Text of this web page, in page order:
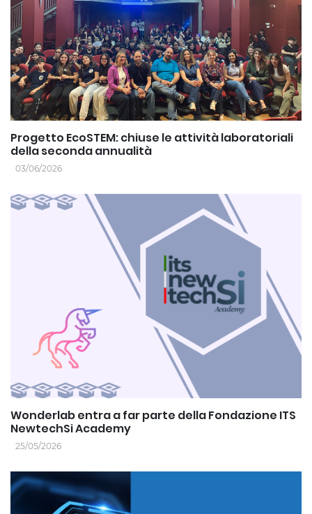
Progetto EcoSTEM: chiuse le attività laboratoriali
della seconda annualità
03/06/2026
Wonderlab entra a far parte della Fondazione ITS
NewtechSi Academy
25/05/2026